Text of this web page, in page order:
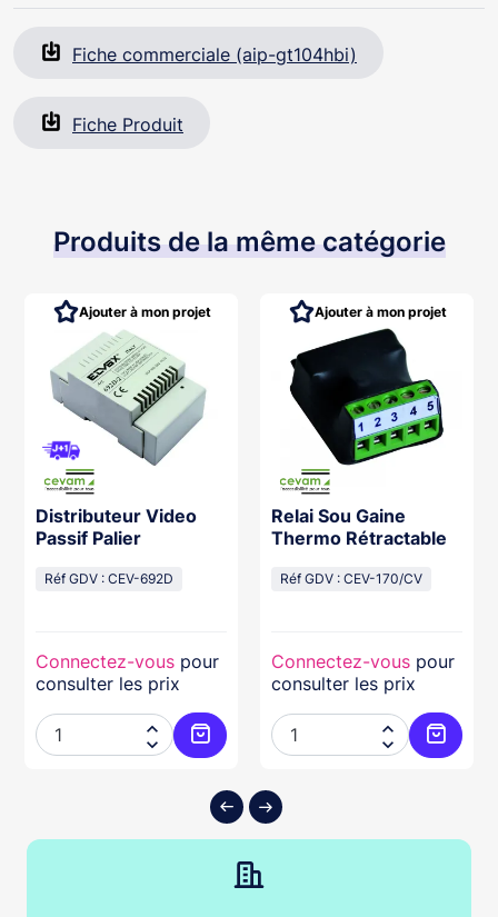
Fiche commerciale (aip-gt104hbi)
Fiche Produit
Produits de la même catégorie
au panier
Distributeur Video
Passif Palier
Réf GDV : CEV-692D
Connectez-vous pour
consulter les prix


Ajouter au panier
Ajouter à mon projet
Relai Sou Gaine
Thermo Rétractable
Réf GDV : CEV-170/CV
Connectez-vous pour
consulter les prix


Ajouter à mon projet